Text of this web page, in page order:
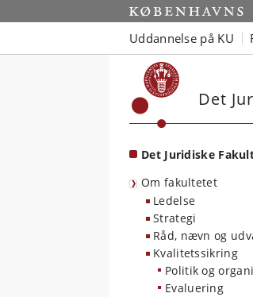
Start
Uddannelse på KU
Det
Det Juridiske
Om fakultetet
Ledelse
Strategi
Råd, nævn og
Kvalitetssikring
Politik og
Evaluering